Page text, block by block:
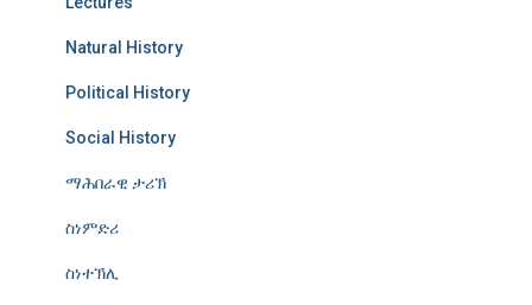
Natural History
Political History
Social History
ማሕበራዊ ታሪኽ
ስነምድሪ
ስነተኽሊ